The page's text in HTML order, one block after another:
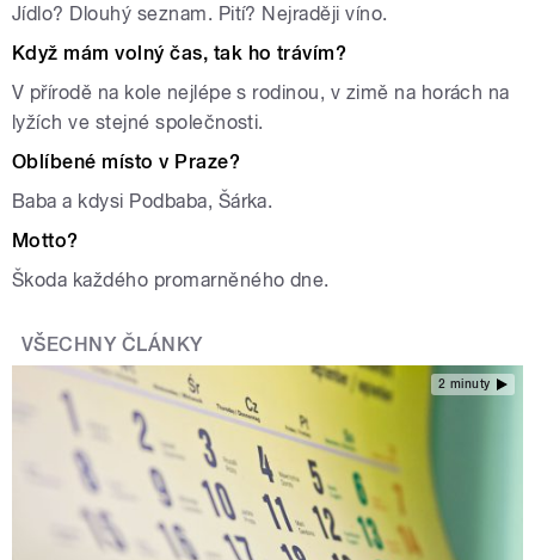
Jídlo? Dlouhý seznam. Pití? Nejraději víno.
Když mám volný čas, tak ho trávím?
V přírodě na kole nejlépe s rodinou, v zimě na horách na
lyžích ve stejné společnosti.
Oblíbené místo v Praze?
Baba a kdysi Podbaba, Šárka.
Motto?
Škoda každého promarněného dne.
VŠECHNY ČLÁNKY
2 minuty